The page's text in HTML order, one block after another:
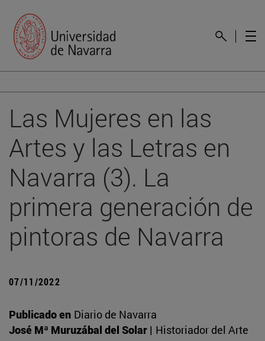
Las Mujeres en las
Artes y las Letras en
Navarra (3). La
primera generación de
pintoras de Navarra
07/11/2022
Publicado en Diario de Navarra
José Mª Muruzábal del Solar | Historiador del Arte